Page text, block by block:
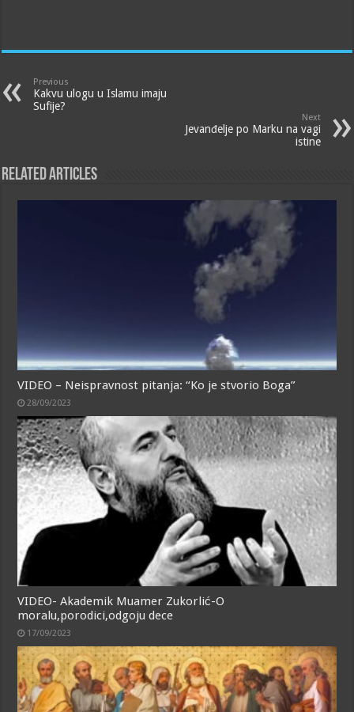
Previous
Kakvu ulogu u Islamu imaju
Sufije?
Next
Jevanđelje po Marku na vagi
istine
Related Articles
VIDEO – Neispravnost pitanja: “Ko je stvorio Boga”
28/09/2023
VIDEO- Akademik Muamer Zukorlić-O
moralu,porodici,odgoju dece
17/09/2023